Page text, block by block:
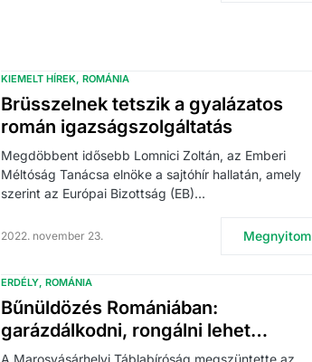
KIEMELT HÍREK ROMÁNIA
Brüsszelnek tetszik a gyalázatos
román igazságszolgáltatás
Megdöbbent idősebb Lomnici Zoltán, az Emberi
Méltóság Tanácsa elnöke a sajtóhír hallatán, amely
szerint az Európai Bizottság (EB)…
2022. november 23. Megnyitom
ERDÉLY ROMÁNIA
Bűnüldözés Romániában:
garázdálkodni, rongálni lehet…